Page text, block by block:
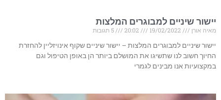
יישור שיניים למבוגרים המלצות
מאיה אורן
יישור שיניים למבוגרים המלצות – יישור שיניים שקוף אינויזליין להחזרת
החיוך חשוב לנו שתשיגו את המושלם ביותר הן באופן הטיפול וגם
במקצועיות אנו מבינים לגמרי